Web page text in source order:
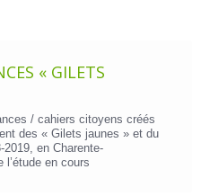
« GILETS
/ cahiers citoyens créés
des « Gilets jaunes » et du
en Charente-
l’étude en cours